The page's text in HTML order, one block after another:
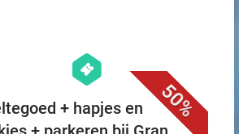
50%
hexagon
events
+ hapjes en